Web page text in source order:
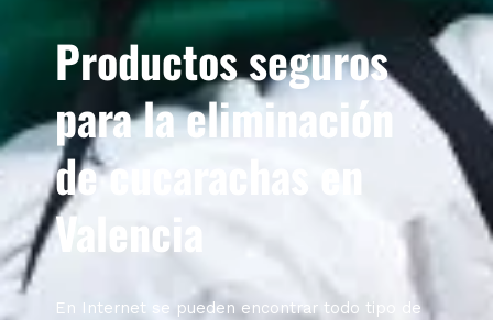
Productos seguros
para la eliminación
de cucarachas en
Valencia
En Internet se pueden encontrar todo tipo de